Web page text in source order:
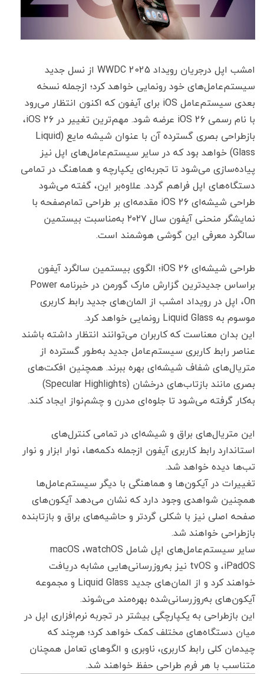
امشب اپل درجریان رویداد WWDC 2025 از نسل جدید
سیستم‌عامل‌های خود رونمایی خواهد کرد؛ ازجمله نسخه
بعدی سیستم‌عامل iOS برای آیفون که اکنون انتظار می‌رود
با نام رسمی iOS 26 عرضه شود. مهم‌ترین تغییر در iOS 26،
بازطراحی بصری گسترده آن با عنوان شیشه مایع (Liquid
Glass) خواهد بود که در سایر سیستم‌عامل‌های اپل نیز
پیاده‌سازی می‌شود تا تجربه‌ای یکپارچه و هماهنگ در تمامی
دستگاه‌های اپل فراهم گردد. علاوه‌بر این، گفته می‌شود
طراحی شیشه‌ای iOS 26 مقدمه‌ای بر طراحی تمام‌صفحه با
نمایشگر منحنی آیفون سال ۲۰۲۷ به‌مناسبت بیستمین
سالگرد معرفی این گوشی هوشمند است.
طراحی شیشه‌ای iOS 26؛ الگوی بیستمین سالگرد آیفون
براساس جدیدترین گزارش مارک گورمن در خبرنامه Power
On، اپل در رویداد امشب از المان‌های جدید رابط کاربری
موسوم به Liquid Glass رونمایی خواهد کرد.
این بدان معناست که کاربران می‌توانند انتظار داشته باشند
عناصر رابط کاربری سیستم‌عامل جدید به‌طور گسترده از
متریال‌های شفاف شیشه‌ای بهره ببرند. همچنین افکت‌های
بصری مانند بازتاب‌های درخشان (Specular Highlights)
به‌کار گرفته می‌شود تا جلوه‌ای مدرن و چشم‌نواز ایجاد کند.
این متریال‌های براق و شیشه‌ای در تمامی کنترل‌های
استاندارد رابط کاربری آیفون ازجمله دکمه‌ها، نوار ابزار و نوار
تب‌ها دیده خواهد شد.
تغییرات در آیکون‌ها و هماهنگی با دیگر سیستم‌عامل‌ها
همچنین شواهدی وجود دارد که نشان می‌دهد آیکون‌های
صفحه اصلی نیز با شکلی گردتر و حاشیه‌های براق و بازتابنده
بازطراحی خواهند شد.
سایر سیستم‌عامل‌های اپل شامل macOS ،watchOS
،iPadOS و tvOS نیز به‌روزرسانی‌هایی مشابه دریافت
خواهند کرد و از المان‌های جدید Liquid Glass و مجموعه
آیکون‌های به‌روزرسانی‌شده بهره‌مند می‌شوند.
این بازطراحی به یکپارچگی بیشتر در تجربه نرم‌افزاری اپل در
میان دستگاه‌های مختلف کمک خواهد کرد؛ هرچند که
چیدمان کلی رابط کاربری، ناوبری و الگوهای تعامل همچنان
متناسب با هر فرم طراحی حفظ خواهند شد.